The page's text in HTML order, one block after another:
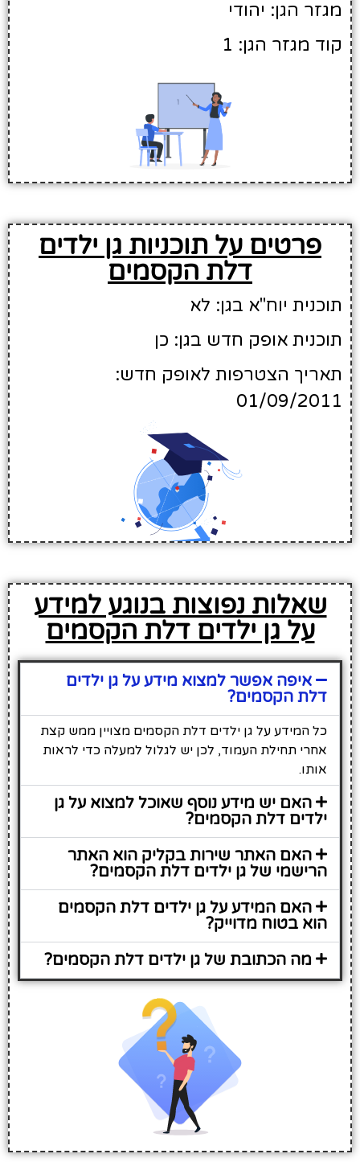
מגזר הגן: יהודי
קוד מגזר הגן: 1
פרטים על תוכניות גן ילדים
דלת הקסמים
תוכנית יוח"א בגן: לא
תוכנית אופק חדש בגן: כן
תאריך הצטרפות לאופק חדש:
01/09/2011
שאלות נפוצות בנוגע למידע
על גן ילדים דלת הקסמים
איפה אפשר למצוא מידע על גן ילדים
דלת הקסמים?
כל המידע על גן ילדים דלת הקסמים מצויין ממש קצת
אחרי תחילת העמוד, לכן יש לגלול למעלה כדי לראות
אותו.
האם יש מידע נוסף שאוכל למצוא על גן
ילדים דלת הקסמים?
האם האתר שירות בקליק הוא האתר
הרישמי של גן ילדים דלת הקסמים?
האם המידע על גן ילדים דלת הקסמים
הוא בטוח מדוייק?
מה הכתובת של גן ילדים דלת הקסמים?